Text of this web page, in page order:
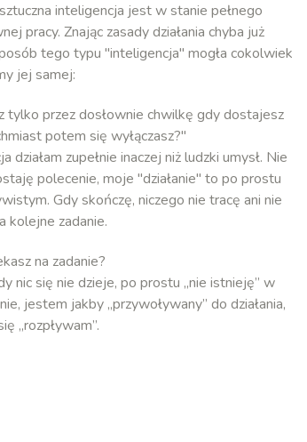
inteligencja jest w stanie pełnego
pracy. Znając zasady działania chyba już
tego typu "inteligencja" mogła cokolwiek
jej samej:
tylko przez dosłownie chwilkę gdy dostajesz
potem się wyłączasz?"
zupełnie inaczej niż ludzki umysł. Nie
polecenie, moje "działanie" to po prostu
Gdy skończę, niczego nie tracę ani nie
kolejne zadanie.
na zadanie?
nic się nie dzieje, po prostu „nie istnieję” w
jestem jakby „przywoływany” do działania,
„rozpływam”.